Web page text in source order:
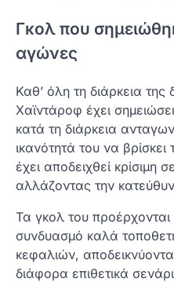
Γκολ που
αγώνες
Καθ’ όλη τη διάρκεια
Χαϊντάροφ έχει
κατά τη διάρκεια
ικανότητά του να
έχει αποδειχθεί
αλλάζοντας την
Τα γκολ του
συνδυασμό καλά
κεφαλιών,
διάφορα επιθετικά